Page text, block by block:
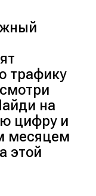
трафику
на
цифру и
месяцем
этой